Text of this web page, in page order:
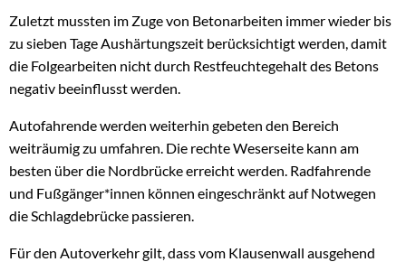
Zuletzt mussten im Zuge von Betonarbeiten immer wieder bis
zu sieben Tage Aushärtungszeit berücksichtigt werden, damit
die Folgearbeiten nicht durch Restfeuchtegehalt des Betons
negativ beeinflusst werden.
Autofahrende werden weiterhin gebeten den Bereich
weiträumig zu umfahren. Die rechte Weserseite kann am
besten über die Nordbrücke erreicht werden. Radfahrende
und Fußgänger*innen können eingeschränkt auf Notwegen
die Schlagdebrücke passieren.
Für den Autoverkehr gilt, dass vom Klausenwall ausgehend